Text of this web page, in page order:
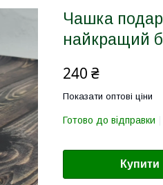
Чашка
найкращий
240 ₴
Показати оптові ціни
Готово до відправки
Купити